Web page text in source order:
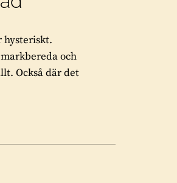
hysteriskt.
och
Också där det